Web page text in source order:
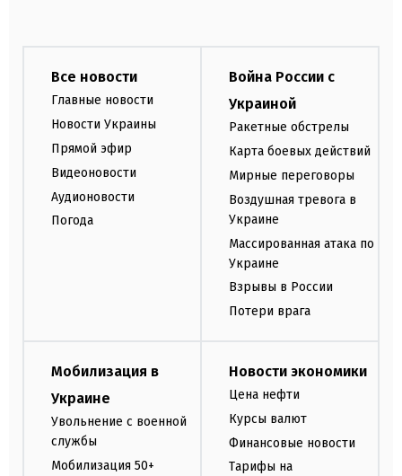
Все новости
Главные новости
Новости Украины
Прямой эфир
Видеоновости
Аудионовости
Погода
Война России с
Украиной
Ракетные обстрелы
Карта боевых действий
Мирные переговоры
Воздушная тревога в
Украине
Массированная атака по
Украине
Взрывы в России
Потери врага
Мобилизация в
Украине
Увольнение с военной
службы
Мобилизация 50+
Новости экономики
Цена нефти
Курсы валют
Финансовые новости
Тарифы на